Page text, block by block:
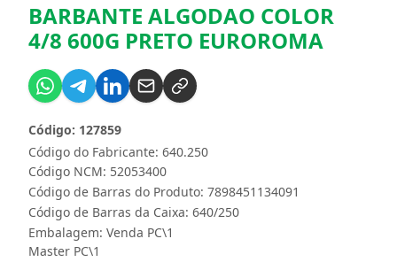
BARBANTE ALGODAO COLOR
4/8 600G PRETO EUROROMA
Código do Fabricante: 640.250
Código: 127859
Código NCM: 52053400
Código de Barras do Produto: 7898451134091
Código de Barras da Caixa: 640/250
Embalagem: Venda PC\1
Master PC\1